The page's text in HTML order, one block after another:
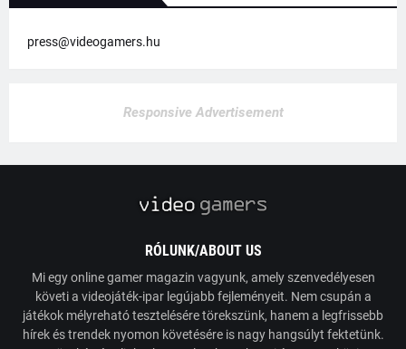
press@videogamers.hu
Responsive Advertisement
RÓLUNK/ABOUT US
Mi egy online gamer magazin vagyunk, amely szenvedélyesen
követi a videojáték-ipar legújabb fejleményeit. Nem csupán a
játékok mélyreható tesztelésére törekszünk, hanem a legfrissebb
hírek és trendek nyomon követésére is nagy hangsúlyt fektetünk.